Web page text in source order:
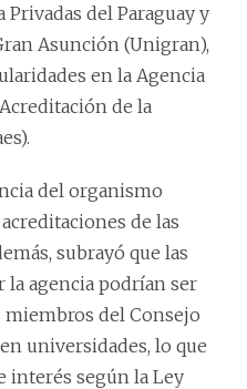
Privadas del Paraguay y
Asunción (Unigran),
en la Agencia
de la
del organismo
de las
subrayó que las
agencia podrían ser
miembros del Consejo
universidades, lo que
interés según la Ley